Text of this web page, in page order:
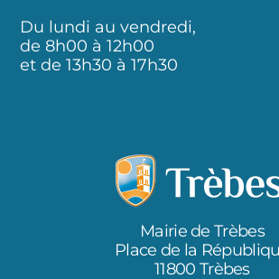
Du lundi au vendredi,
de 8h00 à 12h00
et de 13h30 à 17h30
Mairie de Trèbes
Place de la
11800 Trèbes